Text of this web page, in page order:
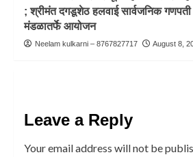
; श्रीमंत दगडूशेठ हलवाई सार्वजनिक
मंडळातर्फे आयोजन
Neelam kulkarni – 8767827717 August 8,
Leave a Reply
Your email address will not be